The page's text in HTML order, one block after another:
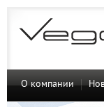
О компании